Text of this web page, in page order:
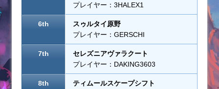
プレイヤー：3HALEX1
6th
スゥルタイ原野
プレイヤー：GERSCHI
7th
セレズニアヴァラクート
プレイヤー：DAKING3603
8th
ティムールスケープシフト